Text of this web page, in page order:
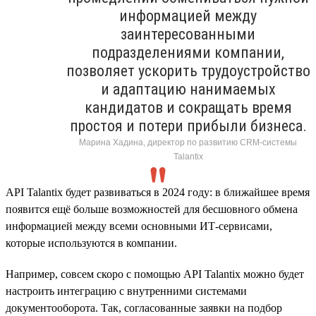
информацией между
заинтересованными
подразделениями компании,
позволяет ускорить трудоустройство
и адаптацию нанимаемых
кандидатов и сокращать время
простоя и потери прибыли бизнеса.
Марина Хадина, директор по развитию CRM-системы
Talantix
API Talantix будет развиваться в 2024 году: в ближайшее время
появится ещё больше возможностей для бесшовного обмена
информацией между всеми основными ИТ-сервисами,
которые используются в компании.
Например, совсем скоро с помощью API Talantix можно будет
настроить интеграцию с внутренними системами
документооборота. Так, согласованные заявки на подбор